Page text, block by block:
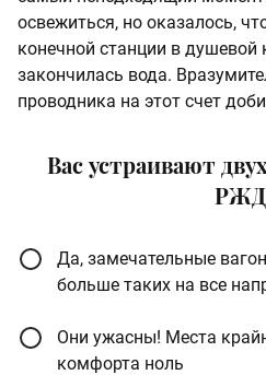
освежиться, но оказалось,
конечной станции в душевой
закончилась вода.
проводника на этот счет
Вас устраивают
Да, замечательные
больше таких на все
Они ужасны! Места
комфорта ноль